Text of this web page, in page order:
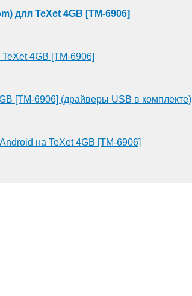
для TeXet 4GB [TM-6906]
4GB [TM-6906]
[TM-6906] (драйверы USB в комплекте)
на TeXet 4GB [TM-6906]